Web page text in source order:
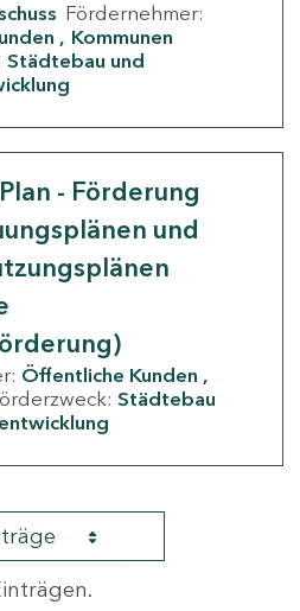
Fördernehmer:
Kommunen
Städtebau und
- Förderung
und
Öffentliche Kunden
Städtebau